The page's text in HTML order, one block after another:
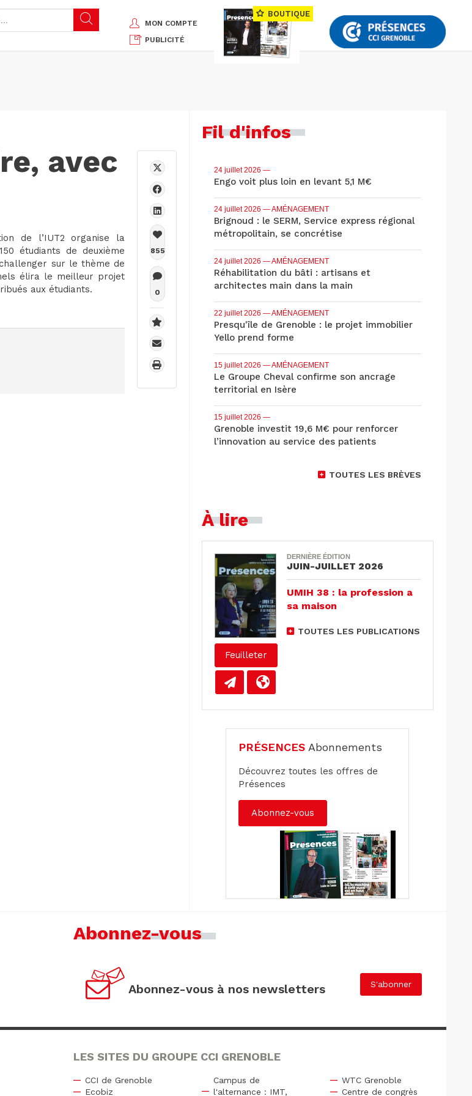
MON COMPTE
PUBLICITÉ
BOUTIQUE
avec
de l’IUT2 organise la
étudiants de deuxième
sur le thème de
élira le meilleur projet
aux étudiants.
855
0
Fil d'infos
24 juillet 2026 —
Engo voit plus loin en levant 5,1 M€
24 juillet 2026 — AMÉNAGEMENT
Brignoud : le SERM, Service express régional
métropolitain, se concrétise
24 juillet 2026 — AMÉNAGEMENT
Réhabilitation du bâti : artisans et
architectes main dans la main
22 juillet 2026 — AMÉNAGEMENT
Presqu'île de Grenoble : le projet immobilier
Yello prend forme
15 juillet 2026 — AMÉNAGEMENT
Le Groupe Cheval confirme son ancrage
territorial en Isère
15 juillet 2026 —
Grenoble investit 19,6 M€ pour renforcer
l’innovation au service des patients
TOUTES LES BRÈVES
À lire
Feuilleter
DERNIÈRE ÉDITION
JUIN-JUILLET 2026
UMIH 38 : la profession a
sa maison
TOUTES LES PUBLICATIONS
PRÉSENCES Abonnements
Découvrez toutes les offres de
Présences
Abonnez-vous
Abonnez-vous
Abonnez-vous à nos newsletters S'abonner
LES SITES DU GROUPE CCI GRENOBLE
CCI de Grenoble
Ecobiz
Campus de
l'alternance : IMT,
WTC Grenoble
Centre de congrès